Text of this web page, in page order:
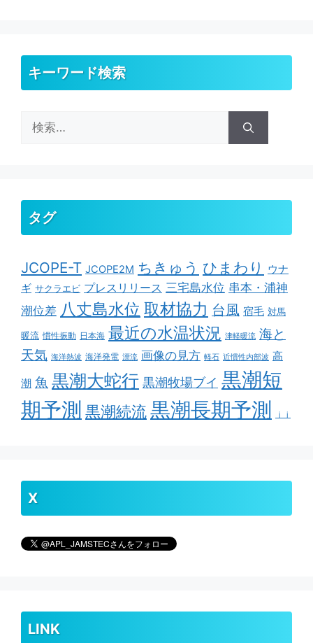
キーワード検索
索:
タグ
JCOPE-T JCOPE2M ちきゅう ひまわり
ウナ
ギ サクラエビ プレスリリース 三宅島水位 串本・浦神
潮位差 八丈島水位 取材協力 台風 宿毛 対馬
暖流 慣性振動 日本海 最近の水温状況 津軽暖流 海と
天気 海洋熱波 海洋発電 漂流 画像の見方 軽石 近慣性内部波 高
潮 魚 黒潮大蛇行 黒潮牧場ブイ 黒潮短
期予測 黒潮続流黒潮長期予測 ｊｊ
X
LINK